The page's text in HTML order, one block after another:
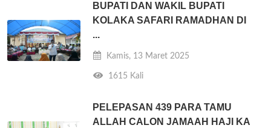
BUPATI DAN WAKIL BUPATI
KOLAKA SAFARI RAMADHAN DI
...
Kamis, 13 Maret 2025
1615 Kali
PELEPASAN 439 PARA TAMU
ALLAH CALON JAMAAH HAJI KA